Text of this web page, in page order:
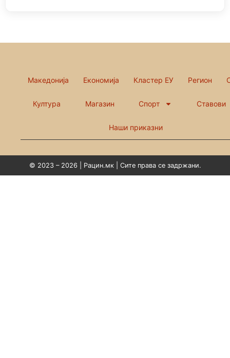
Македонија Економија Кластер ЕУ Регион
Култура Магазин Спорт Ставови
Наши приказни
© 2023 – 2026 | Рацин.мк | Сите права се задржани.